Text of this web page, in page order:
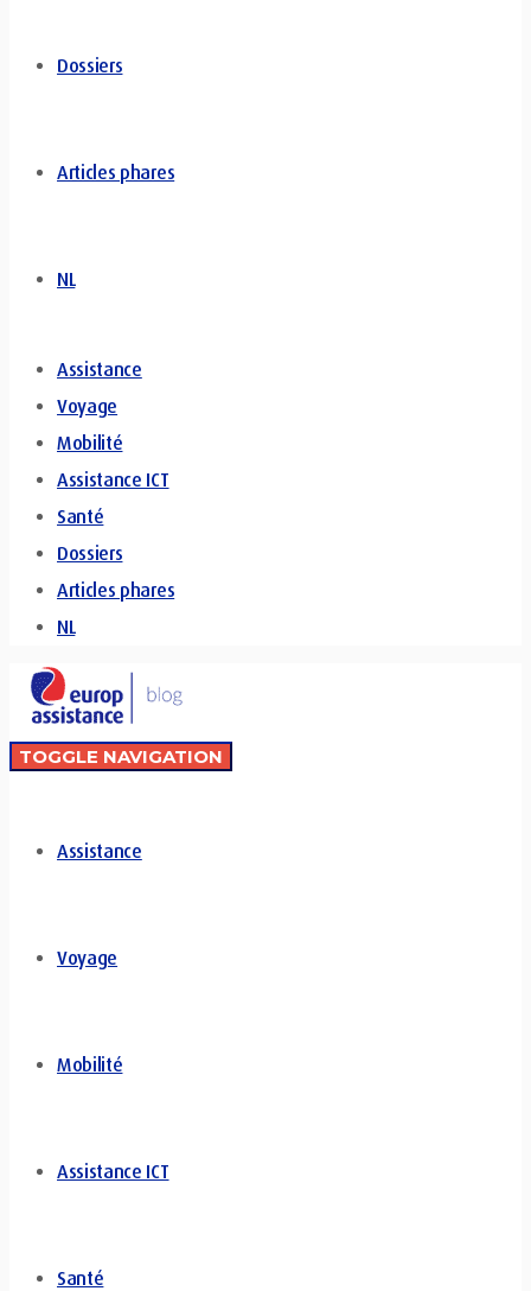
Dossiers
Articles phares
NL
Assistance
Voyage
Mobilité
Assistance ICT
Santé
Dossiers
Articles phares
NL
TOGGLE NAVIGATION
Assistance
Voyage
Mobilité
Assistance ICT
Santé